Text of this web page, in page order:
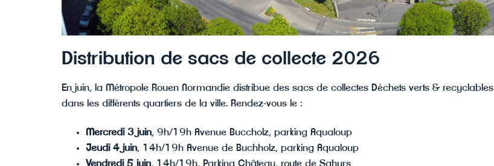
Distribution de sacs de collecte 2026
En juin, la Métropole Rouen Normandie distribue des sacs de collectes Déchets verts & recyclables
dans les différents quartiers de la ville. Rendez-vous le :
Mercredi 3 juin, 9h/19h Avenue Buccholz, parking Aqualoup
Jeudi 4 juin, 14h/19h Avenue de Buchholz, parking Aqualoup
Vendredi 5 juin, 14h/19h, Parking Château, route de Sahurs